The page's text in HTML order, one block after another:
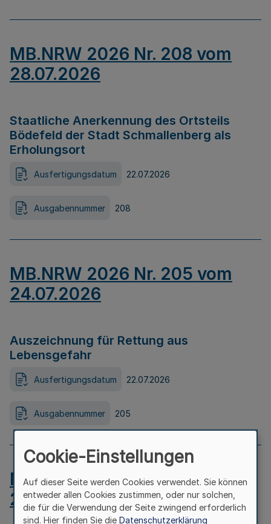
MB.NRW 2026 Nr. 208 vom
28.07.2026
Staatliche Anerkennung des Ortsteils
Bödefeld der Stadt Schmallenberg als
Erholungsort
Ausfertigungsdatum 22.07.2026
Ausgabennummer 208
MB.NRW 2026 Nr. 205 vom
24.07.2026
Auszeichnung für Rettung aus
Lebensgefahr
Ausfertigungsdatum 22.07.2026
Ausgabennummer 205
MB.NRW 2026 Nr. 204 vom
24.07.2026
Cookie-Einstellungen
Auf dieser Seite werden Cookies verwendet. Sie können
entweder allen Cookies zustimmen, oder nur solchen,
die für die Verwendung der Seite zwingend erforderlich
sind. Hier finden Sie die Datenschutzerklärung